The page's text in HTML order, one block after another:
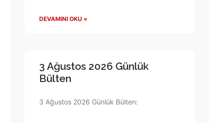
DEVAMINI OKU »
3 Ağustos 2026 Günlük
Bülten
3 Ağustos 2026 Günlük Bülten: